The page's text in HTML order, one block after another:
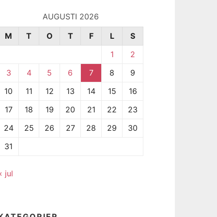
AUGUSTI 2026
M
T O T F L
S
1
2
3
4 5 6 7 8
9
10
11 12 13 14 15
16
17
18 19 20 21 22
23
24
25 26 27 28 29
30
31
jul